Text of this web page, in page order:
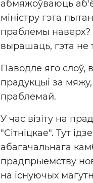
абмяжоўваюць
міністру гэта
праблемы наверх?
вырашаць, гэта не
Паводле яго слоў,
прадукцыі за
праблемай.
У час візіту на
"Сітніцкае". Тут
абагачальнага
прадпрыемству
на існуючых